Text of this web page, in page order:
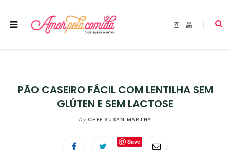
I
Y
PÃO CASEIRO FÁCIL COM LENTILHA SEM
GLÚTEN E SEM LACTOSE
by CHEF SUSAN MARTHA
Save